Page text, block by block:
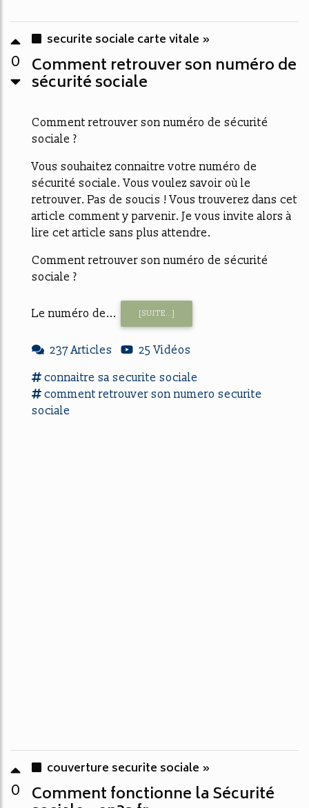
0
securite sociale carte vitale »
Comment retrouver son numéro de
sécurité sociale
Comment retrouver son numéro de sécurité
sociale ?
Vous souhaitez connaitre votre numéro de
sécurité sociale. Vous voulez savoir où le
retrouver. Pas de soucis ! Vous trouverez dans cet
article comment y parvenir. Je vous invite alors à
lire cet article sans plus attendre.
Comment retrouver son numéro de sécurité
sociale ?
Le numéro de... [SUITE...]
237 Articles
25 Vidéos
connaitre sa securite sociale
comment retrouver son numero securite
sociale
0
couverture securite sociale »
Comment fonctionne la Sécurité